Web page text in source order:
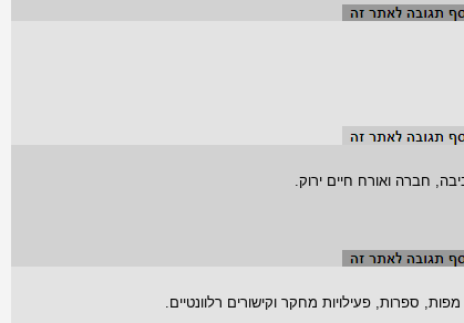
חברה ואורח חיים ירוק.
ספרות, פעילויות מחקר וקישורים רלוונטיים.